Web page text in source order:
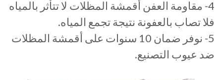
4- مقاومة العفن أقمشة المظلات لا تتأثر بالمياه
فلا تصاب بالعفونة نتيجة تجمع المياه.
5- نوفر ضمان 10 سنوات على أقمشة المظلات
ضد عيوب التصنيع.